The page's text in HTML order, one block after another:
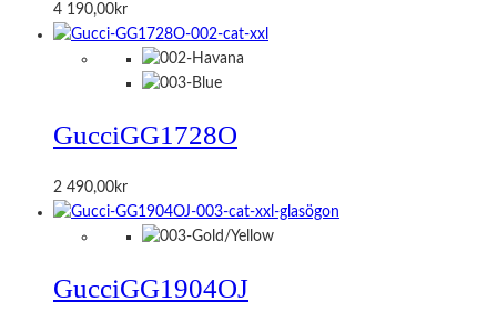
4 190,00kr
GucciGG1728O
2 490,00kr
GucciGG1904OJ